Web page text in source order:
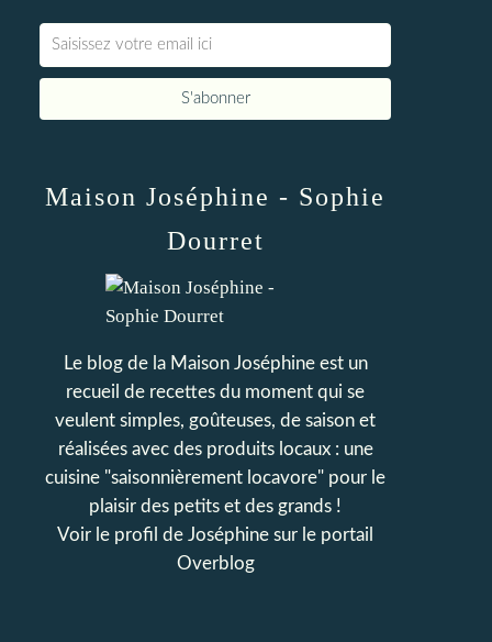
Maison Joséphine - Sophie
Dourret
Le blog de la Maison Joséphine est un
recueil de recettes du moment qui se
veulent simples, goûteuses, de saison et
réalisées avec des produits locaux : une
cuisine "saisonnièrement locavore" pour le
plaisir des petits et des grands !
Voir le profil de Joséphine sur le portail
Overblog